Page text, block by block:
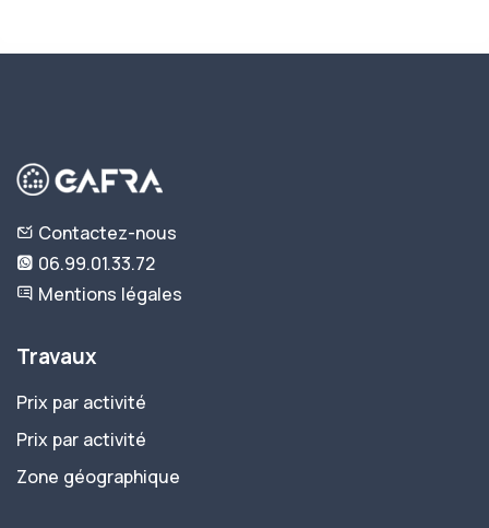
Contactez-nous
06.99.01.33.72
Mentions légales
Travaux
Prix par activité
Prix par activité
Zone géographique